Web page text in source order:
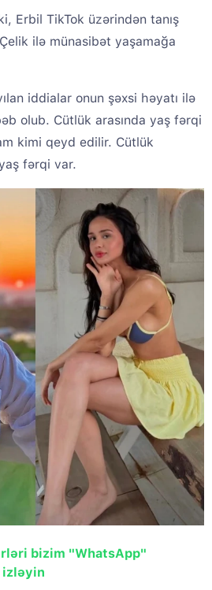
Erbil TikTok üzərindən tanış
ilə münasibət yaşamağa
iddialar onun şəxsi həyatı ilə
olub. Cütlük arasında yaş fərqi
kimi qeyd edilir. Cütlük
fərqi var.
bizim "WhatsApp"
izləyin